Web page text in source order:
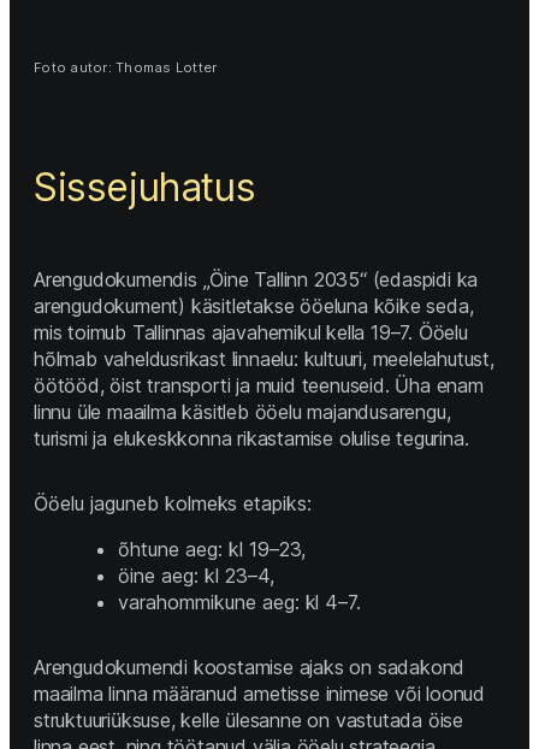
Foto autor: Thomas Lotter
Sissejuhatus
Arengudokumendis „Öine Tallinn 2035“ (edaspidi ka
arengudokument) käsitletakse ööeluna kõike seda,
mis toimub Tallinnas ajavahemikul kella 19–7. Ööelu
hõlmab vaheldusrikast linnaelu: kultuuri, meelelahutust,
öötööd, öist transporti ja muid teenuseid. Üha enam
linnu üle maailma käsitleb ööelu majandusarengu,
turismi ja elukeskkonna rikastamise olulise tegurina.
Ööelu jaguneb kolmeks etapiks:
õhtune aeg: kl 19–23,
öine aeg: kl 23–4,
varahommikune aeg: kl 4–7.
Arengudokumendi koostamise ajaks on sadakond
maailma linna määranud ametisse inimese või loonud
struktuuriüksuse, kelle ülesanne on vastutada öise